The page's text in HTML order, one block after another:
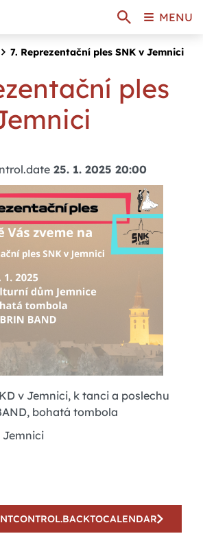
7. Reprezentační ples SNK v Jemnici
ples
25. 1. 2025 20:00
v Jemnici, k tanci a poslechu
bohatá tombola
Jemnici
MENU